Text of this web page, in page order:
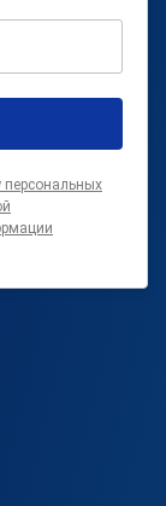
персональных